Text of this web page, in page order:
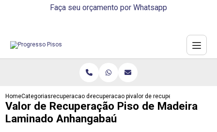
Faça seu orçamento por Whatsapp
HomeCategoriasrecuperacao de pisosrecuperacao piso laminadovalor de recuperacao piso de
Valor de Recuperação Piso de Madeira
Laminado Anhangabaú